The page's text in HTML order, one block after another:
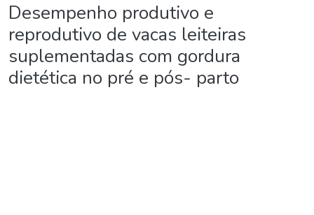
Desempenho produtivo e
reprodutivo de vacas leiteiras
suplementadas com gordura
dietética no pré e pós- parto